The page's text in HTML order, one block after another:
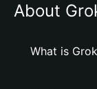
About
What is